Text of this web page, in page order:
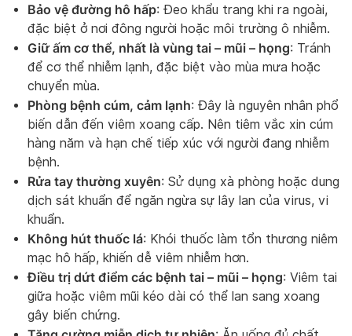
Bảo vệ đường hô hấp: Đeo khẩu trang khi ra ngoài,
đặc biệt ở nơi đông người hoặc môi trường ô nhiễm.
Giữ ấm cơ thể, nhất là vùng tai – mũi – họng: Tránh
để cơ thể nhiễm lạnh, đặc biệt vào mùa mưa hoặc
chuyển mùa.
Phòng bệnh cúm, cảm lạnh: Đây là nguyên nhân phổ
biến dẫn đến viêm xoang cấp. Nên tiêm vắc xin cúm
hàng năm và hạn chế tiếp xúc với người đang nhiễm
bệnh.
Rửa tay thường xuyên: Sử dụng xà phòng hoặc dung
dịch sát khuẩn để ngăn ngừa sự lây lan của virus, vi
khuẩn.
Không hút thuốc lá: Khói thuốc làm tổn thương niêm
mạc hô hấp, khiến dễ viêm nhiễm hơn.
Điều trị dứt điểm các bệnh tai – mũi – họng: Viêm tai
giữa hoặc viêm mũi kéo dài có thể lan sang xoang
gây biến chứng.